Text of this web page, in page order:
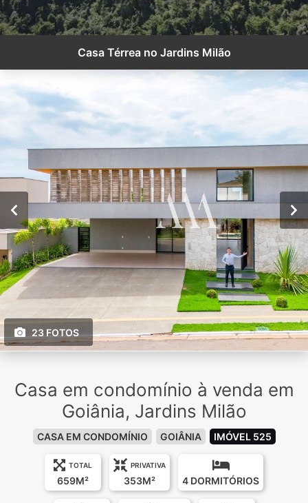
Casa Térrea no Jardins Milão
23 FOTOS
Casa em condomínio à venda em
Goiânia, Jardins Milão
CASA EM CONDOMÍNIO GOIÂNIA IMÓVEL 525
TOTAL
659M²
PRIVATIVA
353M² 4 DORMITÓRIOS